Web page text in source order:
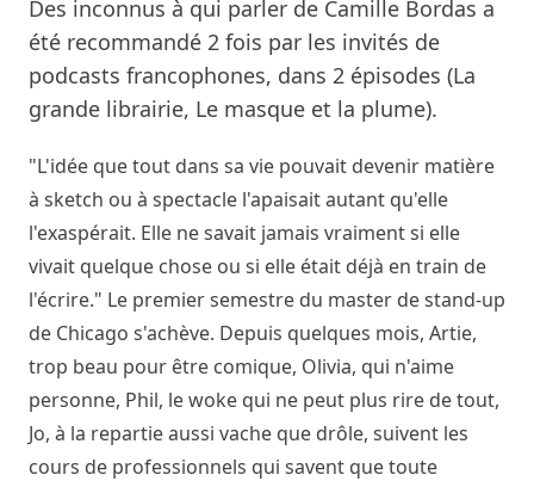
Des inconnus à qui parler de Camille Bordas a
été recommandé 2 fois par les invités de
podcasts francophones, dans 2 épisodes (La
grande librairie, Le masque et la plume).
"L'idée que tout dans sa vie pouvait devenir matière
à sketch ou à spectacle l'apaisait autant qu'elle
l'exaspérait. Elle ne savait jamais vraiment si elle
vivait quelque chose ou si elle était déjà en train de
l'écrire." Le premier semestre du master de stand-up
de Chicago s'achève. Depuis quelques mois, Artie,
trop beau pour être comique, Olivia, qui n'aime
personne, Phil, le woke qui ne peut plus rire de tout,
Jo, à la repartie aussi vache que drôle, suivent les
cours de professionnels qui savent que toute